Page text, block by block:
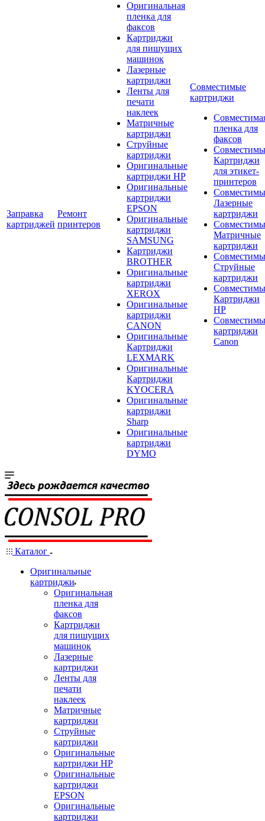
Заправка
картриджей
Ремонт
принтеров
Оригинальная
пленка для
факсов
Картриджи
для пишущих
машинок
Лазерные
картриджи
Ленты для
печати
наклеек
Матричные
картриджи
Струйные
картриджи
Оригинальные
картриджи HP
Оригинальные
картриджи
EPSON
Оригинальные
картриджи
SAMSUNG
Картриджи
BROTHER
Оригинальные
картриджи
XEROX
Оригинальные
картриджи
CANON
Оригинальные
Картриджи
LEXMARK
Оригинальные
Картриджи
KYOCERA
Оригинальные
картриджи
Sharp
Оригинальные
картриджи
DYMO
Совместимые
картриджи
пленка для
факсов
Картриджи
для этикет-
принтеров
Лазерные
картриджи
Матричные
картриджи
Струйные
картриджи
Картриджи
HP
картриджи
Canon
Каталог
Оригинальные
картриджи
Оригинальная
пленка для
факсов
Картриджи
для пишущих
машинок
Лазерные
картриджи
Ленты для
печати
наклеек
Матричные
картриджи
Струйные
картриджи
Оригинальные
картриджи HP
Оригинальные
картриджи
EPSON
Оригинальные
картриджи